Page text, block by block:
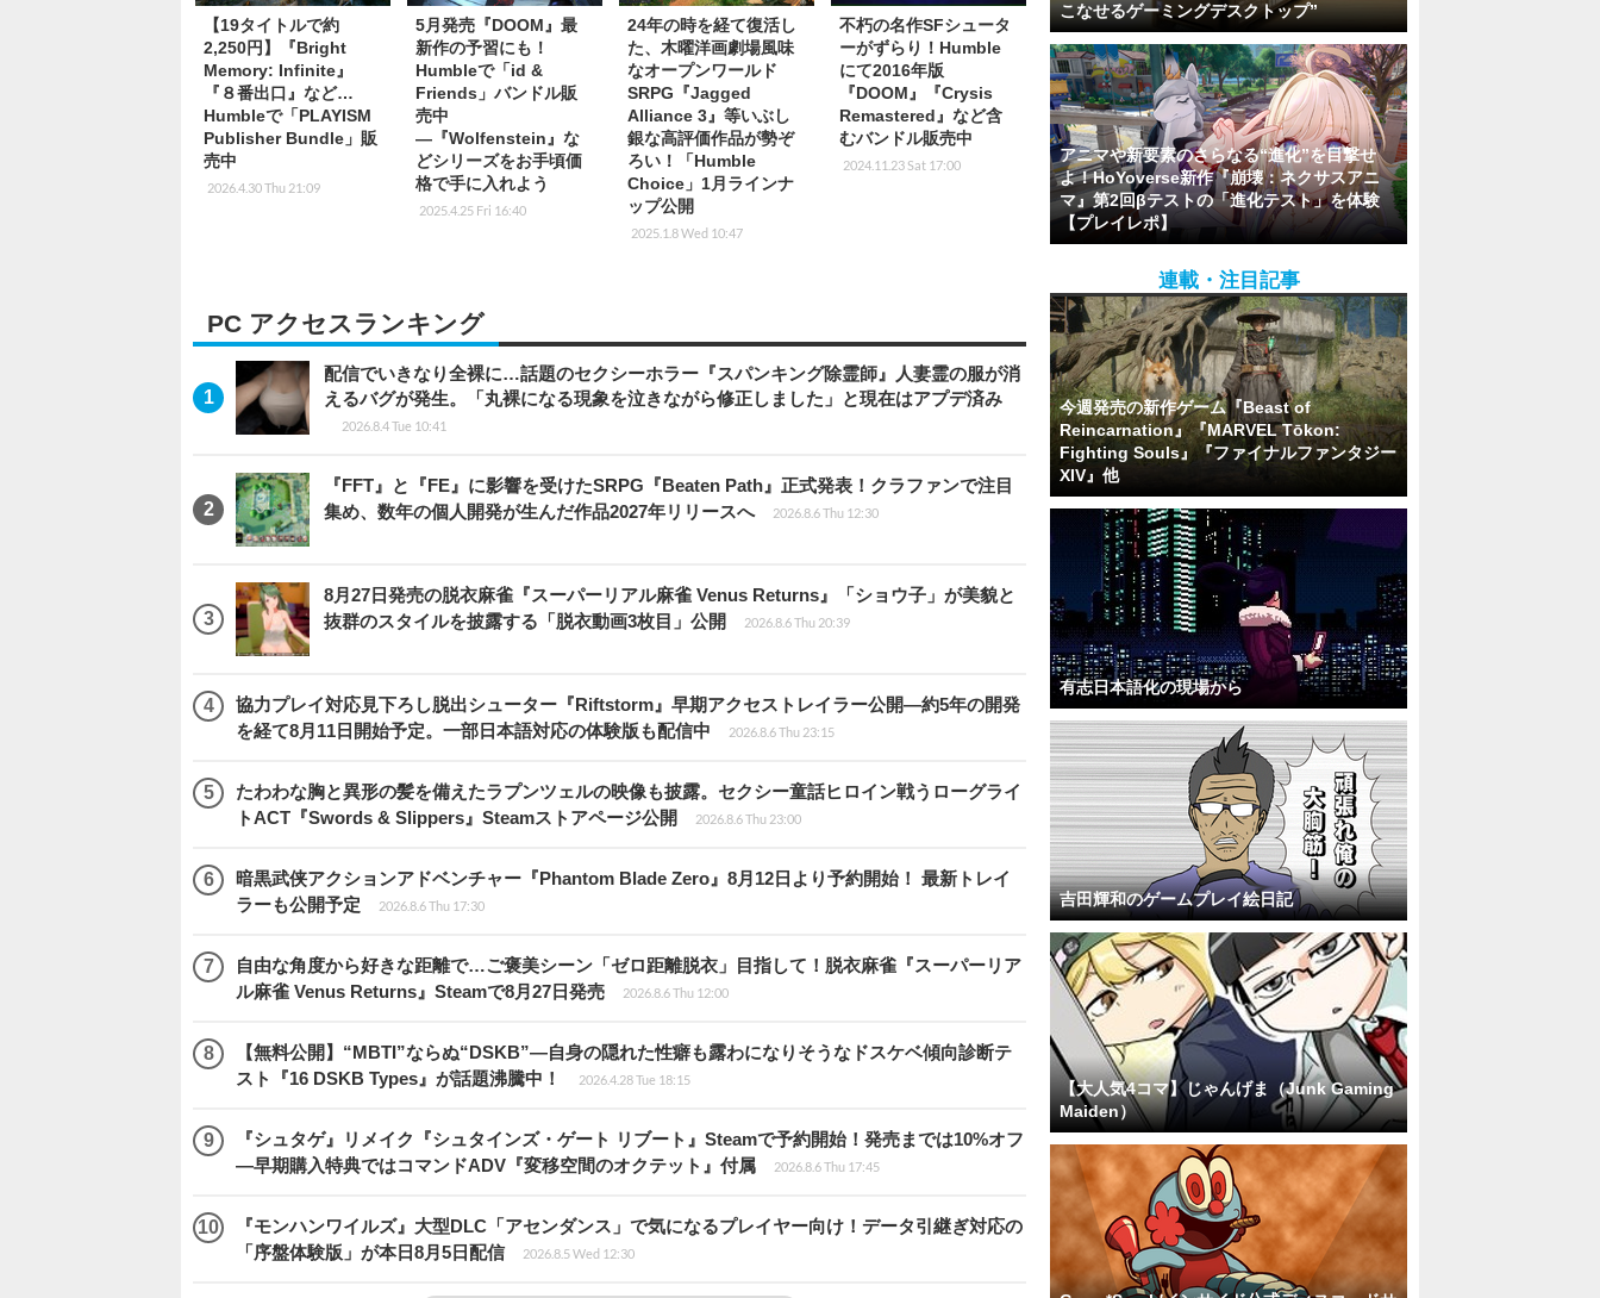
【19タイトルで約
2,250円】『Bright
Memory: Infinite』
『８番出口』など…
Humbleで「PLAYISM
Publisher Bundle」販
売中
2026.4.30 Thu 21:09
5月発売『DOOM』最
新作の予習にも！
Humbleで「id &
Friends」バンドル販
売中
―『Wolfenstein』な
どシリーズをお手頃価
格で手に入れよう
2025.4.25 Fri 16:40
24年の時を経て復活し
た、木曜洋画劇場風味
なオープンワールド
SRPG『Jagged
Alliance 3』等いぶし
銀な高評価作品が勢ぞ
ろい！「Humble
Choice」1月ラインナ
ップ公開
2025.1.8 Wed 10:47
不朽の名作SFシュータ
ーがずらり！Humble
にて2016年版
『DOOM』『Crysis
Remastered』など含
むバンドル販売中
2024.11.23 Sat 17:00
PC アクセスランキング
配信でいきなり全裸に…話題のセクシーホラー『スパンキング除霊師』人妻霊の服が消
えるバグが発生。「丸裸になる現象を泣きながら修正しました」と現在はアプデ済み
2026.8.4 Tue 10:41
『FFT』と『FE』に影響を受けたSRPG『Beaten Path』正式発表！クラファンで注目
集め、数年の個人開発が生んだ作品2027年リリースへ
2026.8.6 Thu 12:30
8月27日発売の脱衣麻雀『スーパーリアル麻雀 Venus Returns』「ショウ子」が美貌と
抜群のスタイルを披露する「脱衣動画3枚目」公開
2026.8.6 Thu 20:39
協力プレイ対応見下ろし脱出シューター『Riftstorm』早期アクセストレイラー公開―約5年の開発
を経て8月11日開始予定。一部日本語対応の体験版も配信中
2026.8.6 Thu 23:15
たわわな胸と異形の髪を備えたラプンツェルの映像も披露。セクシー童話ヒロイン戦うローグライ
トACT『Swords & Slippers』Steamストアページ公開
2026.8.6 Thu 23:00
暗黒武侠アクションアドベンチャー『Phantom Blade Zero』8月12日より予約開始！ 最新トレイ
ラーも公開予定
2026.8.6 Thu 17:30
自由な角度から好きな距離で…ご褒美シーン「ゼロ距離脱衣」目指して！脱衣麻雀『スーパーリア
ル麻雀 Venus Returns』Steamで8月27日発売
2026.8.6 Thu 12:00
【無料公開】“MBTI”ならぬ“DSKB”―自身の隠れた性癖も露わになりそうなドスケベ傾向診断テ
スト『16 DSKB Types』が話題沸騰中！
2026.4.28 Tue 18:15
『シュタゲ』リメイク『シュタインズ・ゲート リブート』Steamで予約開始！発売までは10%オフ
―早期購入特典ではコマンドADV『変移空間のオクテット』付属
2026.8.6 Thu 17:45
『モンハンワイルズ』大型DLC「アセンダンス」で気になるプレイヤー向け！データ引継ぎ対応の
「序盤体験版」が本日8月5日配信
2026.8.5 Wed 12:30
こなせるゲーミングデスクトップ”
アニマや新要素のさらなる“進化”を目撃せ
よ！HoYoverse新作『崩壊：ネクサスアニ
マ』第2回βテストの「進化テスト」を体験
【プレイレポ】
連載・注目記事
今週発売の新作ゲーム『Beast of
Reincarnation』『MARVEL Tōkon:
Fighting Souls』『ファイナルファンタジー
XIV』他
有志日本語化の現場から
吉田輝和のゲームプレイ絵日記
【大人気4コマ】じゃんげま（Junk Gaming
Maiden）